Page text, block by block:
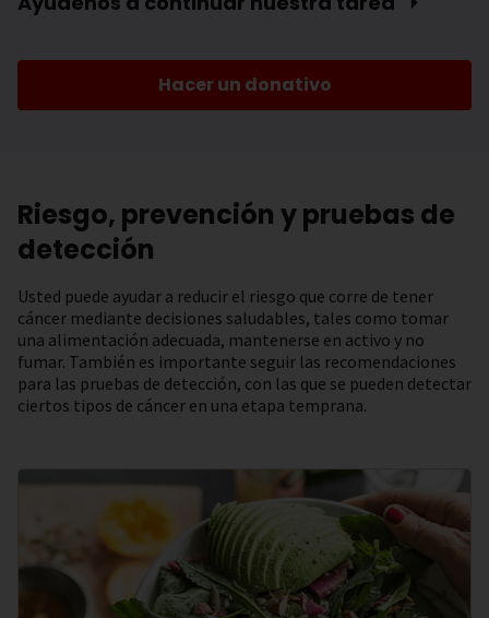
Hacer un donativo
Riesgo, prevención y pruebas de
detección
Usted puede ayudar a reducir el riesgo que corre de tener
cáncer mediante decisiones saludables, tales como tomar
una alimentación adecuada, mantenerse en activo y no
fumar. También es importante seguir las recomendaciones
para las pruebas de detección, con las que se pueden detectar
ciertos tipos de cáncer en una etapa temprana.